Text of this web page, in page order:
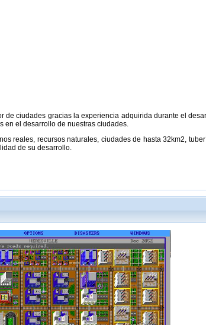
de ciudades gracias la experiencia adquirida durante el
en el desarrollo de nuestras ciudades.
reales, recursos naturales, ciudades de hasta 32km2,
de su desarrollo.